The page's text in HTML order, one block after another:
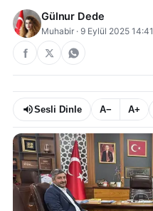
Gülnur Dede
Muhabir · 9 Eylül 2025 14:41
Sesli Dinle A− A+